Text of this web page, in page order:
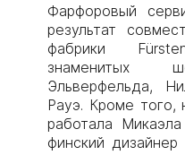
Фарфоровый
результат
фабрики
знаменитых
Эльверфельда,
Рауэ. Кроме того,
работала
финский